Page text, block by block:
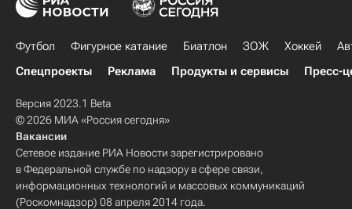
Футбол Фигурное катание Биатлон ЗОЖ Хоккей
Спецпроекты
Реклама Продукты и сервисы Пресс-
Версия 2023.1 Beta
© 2026 МИА «Россия сегодня»
Вакансии
Сетевое издание РИА Новости зарегистрировано
в Федеральной службе по надзору в сфере связи,
информационных технологий и массовых коммуникаций
(Роскомнадзор) 08 апреля 2014 года.